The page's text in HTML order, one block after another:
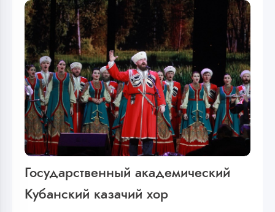
Государственный академический
Кубанский казачий хор